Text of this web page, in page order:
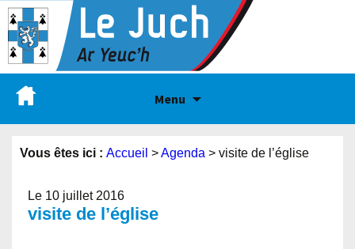
Menu
Vous êtes ici : Accueil >Agenda > visite de l’église
Le 10 juillet 2016
visite de l’église